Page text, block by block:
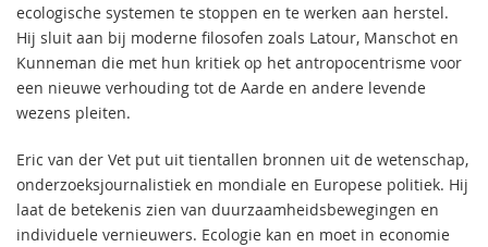
ecologische systemen te stoppen en te werken aan herstel.
Hij sluit aan bij moderne filosofen zoals Latour, Manschot en
Kunneman die met hun kritiek op het antropocentrisme voor
een nieuwe verhouding tot de Aarde en andere levende
wezens pleiten.
Eric van der Vet put uit tientallen bronnen uit de wetenschap,
onderzoeksjournalistiek en mondiale en Europese politiek. Hij
laat de betekenis zien van duurzaamheidsbewegingen en
individuele vernieuwers. Ecologie kan en moet in economie